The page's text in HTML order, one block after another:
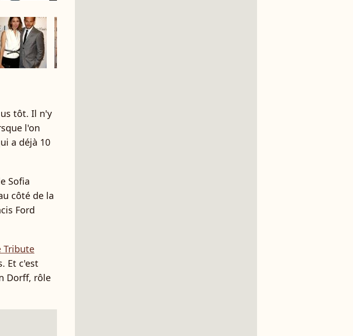
tôt. Il n'y
l'on
a déjà 10
Sofia
côté de la
Ford
Tribute
Et c'est
Dorff, rôle